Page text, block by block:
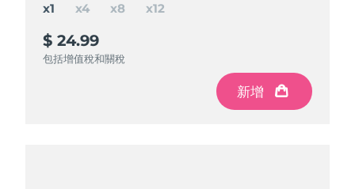
$ 24.99
包括增值稅和關稅
新增
$ 84.97
包括增值稅和關稅
新增
$ 150 $ 199.92
包括增值稅和關稅
新增
$ 195 $ 299.88
包括增值稅和關稅
新增
x1 x4 x8 x12